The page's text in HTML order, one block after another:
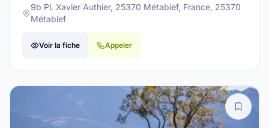
9b Pl. Xavier Authier, 25370 Métabief, France, 25370
Métabief
Voir la fiche Appeler